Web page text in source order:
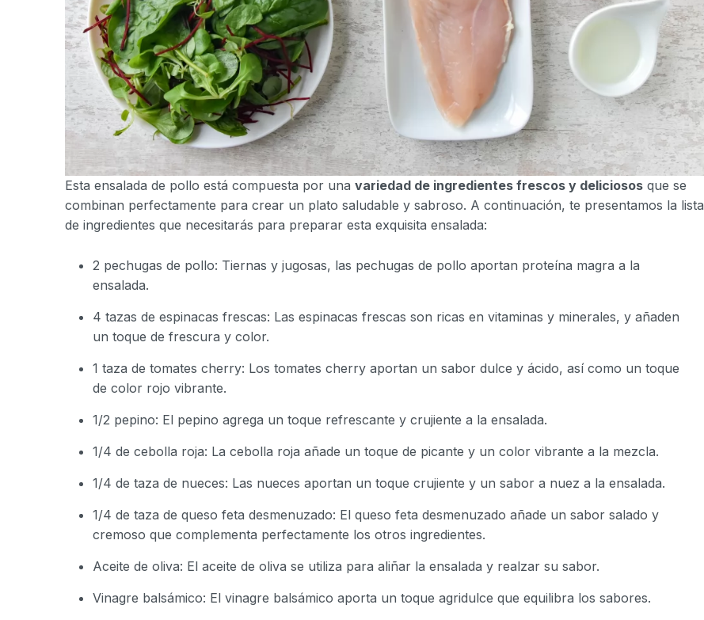
Esta ensalada de pollo está compuesta por una variedad de ingredientes frescos y deliciosos que se
combinan perfectamente para crear un plato saludable y sabroso. A continuación, te presentamos la lista
de ingredientes que necesitarás para preparar esta exquisita ensalada:
2 pechugas de pollo: Tiernas y jugosas, las pechugas de pollo aportan proteína magra a la
ensalada.
4 tazas de espinacas frescas: Las espinacas frescas son ricas en vitaminas y minerales, y añaden
un toque de frescura y color.
1 taza de tomates cherry: Los tomates cherry aportan un sabor dulce y ácido, así como un toque
de color rojo vibrante.
1/2 pepino: El pepino agrega un toque refrescante y crujiente a la ensalada.
1/4 de cebolla roja: La cebolla roja añade un toque de picante y un color vibrante a la mezcla.
1/4 de taza de nueces: Las nueces aportan un toque crujiente y un sabor a nuez a la ensalada.
1/4 de taza de queso feta desmenuzado: El queso feta desmenuzado añade un sabor salado y
cremoso que complementa perfectamente los otros ingredientes.
Aceite de oliva: El aceite de oliva se utiliza para aliñar la ensalada y realzar su sabor.
Vinagre balsámico: El vinagre balsámico aporta un toque agridulce que equilibra los sabores.